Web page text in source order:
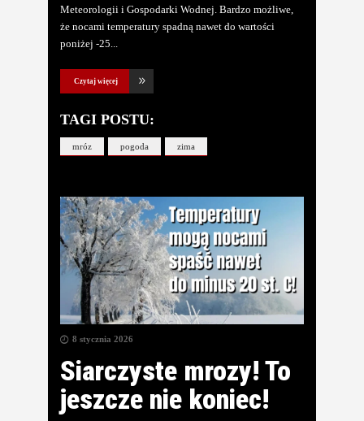
Meteorologii i Gospodarki Wodnej. Bardzo możliwe,
że nocami temperatury spadną nawet do wartości
poniżej -25
Czytaj więcej
TAGI POSTU:
mróz pogoda zima
8 stycznia 2026
Siarczyste mrozy! To
jeszcze nie koniec!